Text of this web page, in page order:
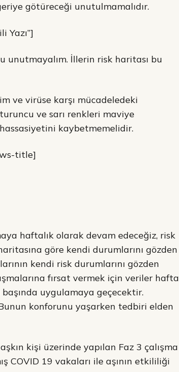
götüreceği unutulmamalıdır.
Yazı”]
unutmayalım. İllerin risk haritası bu
ve virüse karşı mücadeledeki
turuncu ve sarı renkleri maviye
kaybetmemelidir.
title]
haftalık olarak devam edeceğiz, risk
göre kendi durumlarını gözden
kendi risk durumlarını gözden
fırsat vermek için veriler hafta
uygulamaya geçecektir.
konforunu yaşarken tedbiri elden
kişi üzerinde yapılan Faz 3 çalışma
COVID 19 vakaları ile aşının etkililiği